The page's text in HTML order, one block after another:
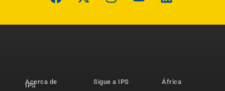
Acerca de
IPS
Sigue a IPS
África